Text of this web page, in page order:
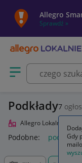
Allegro
Sprawdź »
Otwórz menu z
Podkłady7
Allegro Lokalnie
Podobne: podkłady
Gdy